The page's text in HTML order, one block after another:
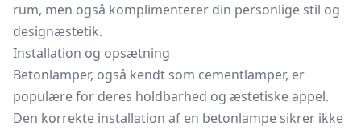
rum, men også komplimenterer din personlige stil og
designæstetik.
Installation og opsætning
Betonlamper, også kendt som cementlamper, er
populære for deres holdbarhed og æstetiske appel.
Den korrekte installation af en betonlampe sikrer ikke